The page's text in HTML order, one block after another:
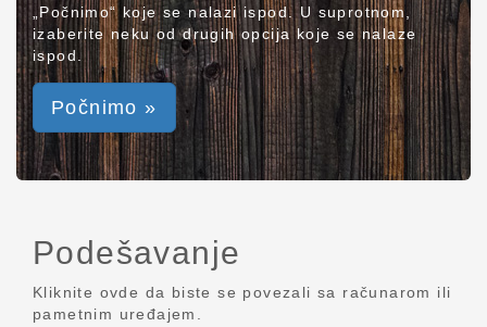
„Počnimo“ koje se nalazi ispod. U suprotnom,
izaberite neku od drugih opcija koje se nalaze
ispod.
Počnimo »
Podešavanje
Kliknite ovde da biste se povezali sa računarom ili
pametnim uređajem.